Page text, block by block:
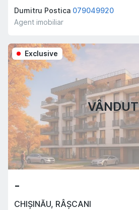
Dumitru Postica 079049920
Agent imobiliar
VÂNDUT
Exclusive
-
CHIȘINĂU, RÂȘCANI